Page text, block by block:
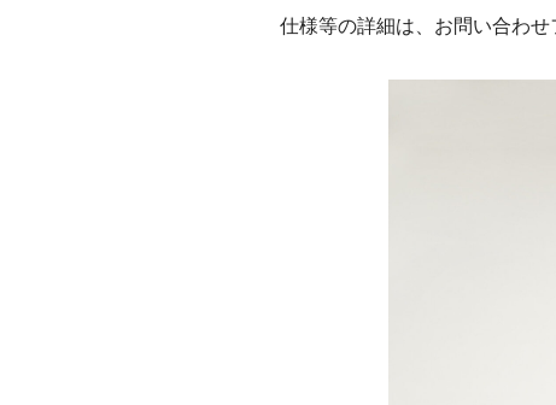
仕様等の詳細は、お問い合わせ